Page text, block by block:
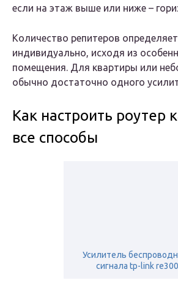
если на этаж выше или ниже –
Количество репитеров
индивидуально, исходя из
помещения. Для квартиры или
обычно достаточно одного
Как настроить роутер
все способы
Усилитель
сигнала tp-link re300